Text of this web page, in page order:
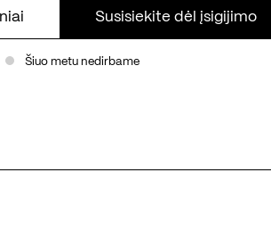
Susisiekite dėl įsigijimo
Šiuo metu nedirbame